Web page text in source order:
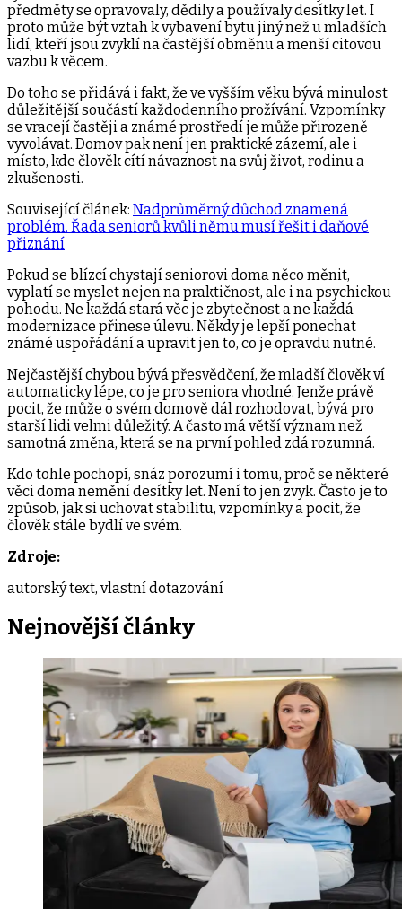
předměty se opravovaly, dědily a používaly desítky let. I
proto může být vztah k vybavení bytu jiný než u mladších
lidí, kteří jsou zvyklí na častější obměnu a menší citovou
vazbu k věcem.
Do toho se přidává i fakt, že ve vyšším věku bývá minulost
důležitější součástí každodenního prožívání. Vzpomínky
se vracejí častěji a známé prostředí je může přirozeně
vyvolávat. Domov pak není jen praktické zázemí, ale i
místo, kde člověk cítí návaznost na svůj život, rodinu a
zkušenosti.
Související článek: Nadprůměrný důchod znamená
problém. Řada seniorů kvůli němu musí řešit i daňové
přiznání
Pokud se blízcí chystají seniorovi doma něco měnit,
vyplatí se myslet nejen na praktičnost, ale i na psychickou
pohodu. Ne každá stará věc je zbytečnost a ne každá
modernizace přinese úlevu. Někdy je lepší ponechat
známé uspořádání a upravit jen to, co je opravdu nutné.
Nejčastější chybou bývá přesvědčení, že mladší člověk ví
automaticky lépe, co je pro seniora vhodné. Jenže právě
pocit, že může o svém domově dál rozhodovat, bývá pro
starší lidi velmi důležitý. A často má větší význam než
samotná změna, která se na první pohled zdá rozumná.
Kdo tohle pochopí, snáz porozumí i tomu, proč se některé
věci doma nemění desítky let. Není to jen zvyk. Často je to
způsob, jak si uchovat stabilitu, vzpomínky a pocit, že
člověk stále bydlí ve svém.
Zdroje:
autorský text, vlastní dotazování
Nejnovějšíčlánky